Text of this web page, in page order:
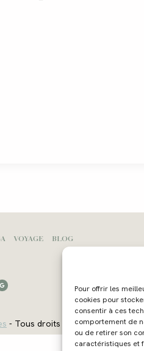
Pour offrir les
cookies pour
consentir à ces
comportement de
ou de retirer son
caractéristiques et
VOYAGE
BLOG
- Tous droits réservés -